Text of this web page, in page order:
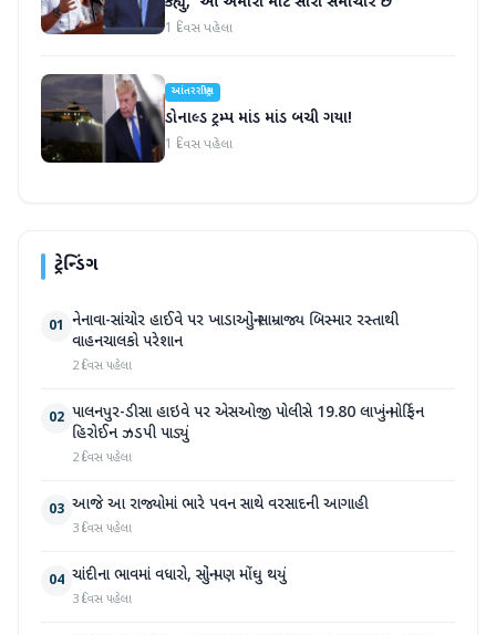
1 દિવસ પહેલા
આંતરરાષ્ટ્રીય
ડોનાલ્ડ ટ્રમ્પ માંડ માંડ બચી ગયા!
1 દિવસ પહેલા
ટ્રેન્ડિંગ
01 નેનાવા-સાંચોર હાઈવે પર ખાડાઓનું સામ્રાજ્ય બિસ્માર રસ્તાથી
વાહનચાલકો પરેશાન
2 દિવસ પહેલા
02 પાલનપુર-ડીસા હાઇવે પર એસઓજી પોલીસે 19.80 લાખનું મોર્ફિન
હિરોઈન ઝડપી પાડ્યું
2 દિવસ પહેલા
03 આજે આ રાજ્યોમાં ભારે પવન સાથે વરસાદની આગાહી
3 દિવસ પહેલા
04 ચાંદીના ભાવમાં વધારો, સોનું પણ મોંઘુ થયું
3 દિવસ પહેલા